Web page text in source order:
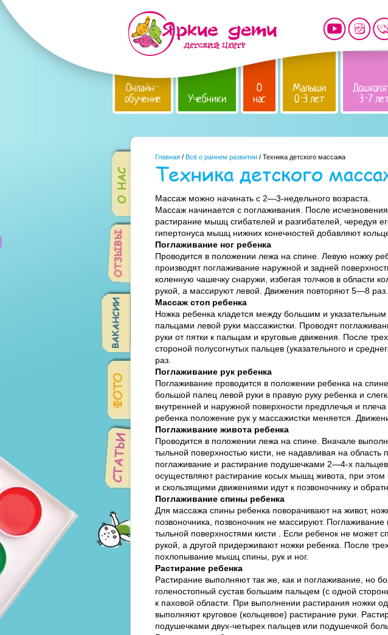
Онлайн-
обучение Учебники
О
нас
Малыши
0-3 лет 3-7
Главная / Всё о раннем развитии / Техника детского массажа
Техника детского
Массаж можно начинать с 2—3-недельного возраста.
Массаж начинается с поглаживания. После
растирание мышц сгибателей и разгибателей, чередуя
гипертонуса мышц нижних конечностей добавляют
Поглаживание ног ребенка
Проводится в положении лежа на спине. Левую ножку
производят поглаживание наружной и задней
коленную чашечку снаружи, избегая толчков в области
рукой, а массируют левой. Движения повторяют 5—8 раз.
Массаж стоп ребенка
Ножка ребенка кладется между большим и
пальцами левой руки массажистки. Проводят
руки от пятки к пальцам и круговые движения. После
стороной полусогнутых пальцев (указательного и
раз.
Поглаживание рук ребенка
Поглаживание проводится в положении ребенка на
большой палец левой руки в правую руку ребенка и
внутренней и наружной поверхности предплечья и
ребенка положение рук у массажистки меняется.
Поглаживание живота ребенка
Проводится в положении лежа на спине. Вначале
тыльной поверхностью кисти, не надавливая на
поглаживание и растирание подушечками 2—4-х
осуществляют растирание косых мышц живота, при
и скользящими движениями идут к позвоночнику и
Поглаживание спины ребенка
Для массажа спины ребенка поворачивают на живот,
позвоночника, позвоночник не массируют.
тыльной поверхностями кисти . Если ребенок не может
рукой, а другой придерживают ножки ребенка. После
похлопывание мышц спины, рук и ног.
Растирание ребенка
Растирание выполняют так же, как и поглаживание, но
голеностопный сустав большим пальцем (с одной
к паховой области. При выполнении растирания ножки
выполняют круговое (кольцевое) растирание руки.
подушечками двух-четырех пальцев или подушечкой